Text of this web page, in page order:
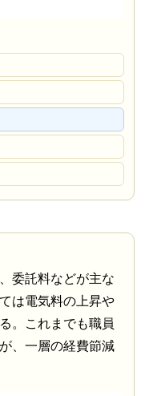
委託料などが主な
は電気料の上昇や
。これまでも職員
、一層の経費節減